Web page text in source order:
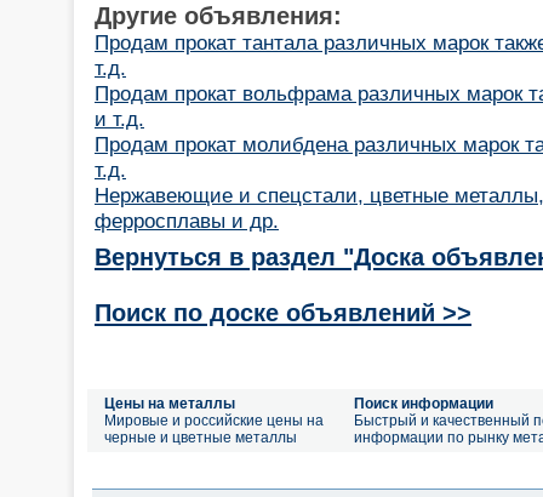
Другие объявления:
Продам прокат тантала различных марок
т.д.
Продам прокат вольфрама различных марок
и т.д.
Продам прокат молибдена различных марок
т.д.
Нержавеющие и спецстали, цветные
ферросплавы и др.
Вернуться в раздел "Доска
Поиск по доске объявлений >>
Цены на металлы
Мировые и российские цены на
черные и цветные металлы
Поиск информации
Быстрый и качественный
информации по рынку